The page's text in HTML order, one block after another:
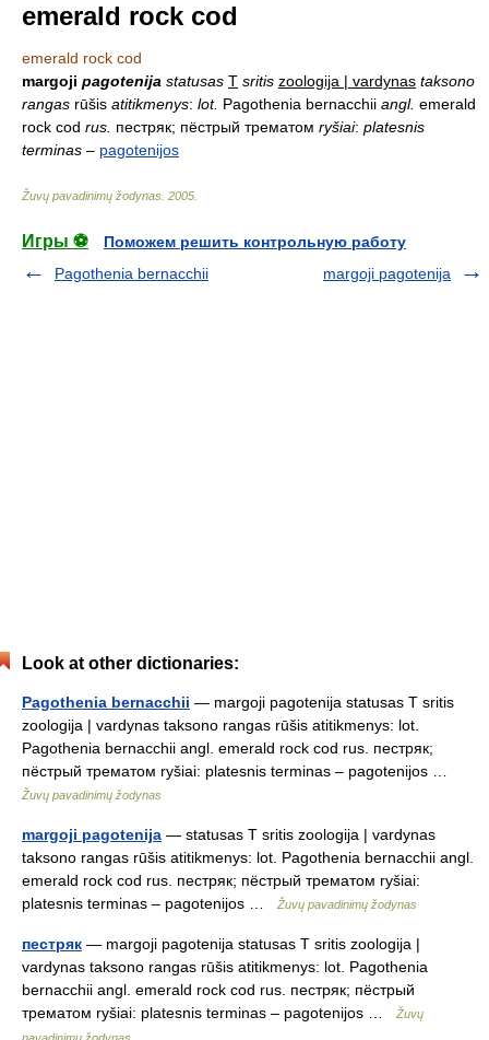
emerald rock cod
emerald rock cod
margoji pagotenija statusas T sritis zoologija | vardynas taksono
rangas rūšis atitikmenys: lot. Pagothenia bernacchii angl. emerald
rock cod rus. пестряк; пёстрый трематом ryšiai: platesnis
terminas – pagotenijos
Žuvų pavadinimų žodynas 2005
Игры ⚽
Поможем решить контрольную работу
Pagothenia bernacchii
margoji pagotenija
Look at other dictionaries:
Pagothenia bernacchii — margoji pagotenija statusas T sritis
zoologija | vardynas taksono rangas rūšis atitikmenys: lot.
Pagothenia bernacchii angl. emerald rock cod rus. пестряк;
пёстрый трематом ryšiai: platesnis terminas – pagotenijos …
Žuvų pavadinimų žodynas
margoji pagotenija — statusas T sritis zoologija | vardynas
taksono rangas rūšis atitikmenys: lot. Pagothenia bernacchii angl.
emerald rock cod rus. пестряк; пёстрый трематом ryšiai:
platesnis terminas – pagotenijos …
Žuvų pavadinimų žodynas
пестряк — margoji pagotenija statusas T sritis zoologija |
vardynas taksono rangas rūšis atitikmenys: lot. Pagothenia
bernacchii angl. emerald rock cod rus. пестряк; пёстрый
трематом ryšiai: platesnis terminas – pagotenijos …
Žuvų